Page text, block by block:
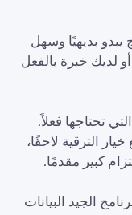
بديهيًا وسهل
لديك خبرة بالفعل
تحتاجها فعلاً.
الترقية لاحقًا،
كبير مقدمًا.
الجيد البيانات